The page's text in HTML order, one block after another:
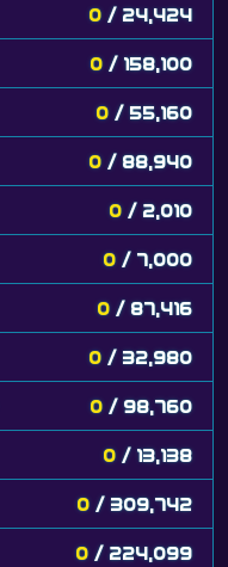
0 / 24,424
0 / 158,100
0 / 55,160
0 / 88,940
0 / 2,010
0 / 7,000
0 / 87,416
0 / 32,980
0 / 98,760
0 / 13,138
0 / 309,742
0 / 224,099